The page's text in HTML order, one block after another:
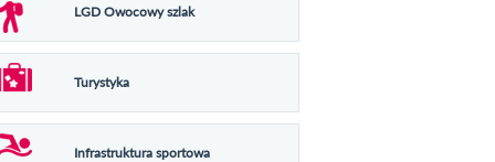
LGD Owocowy szlak
Turystyka
Infrastruktura sportowa